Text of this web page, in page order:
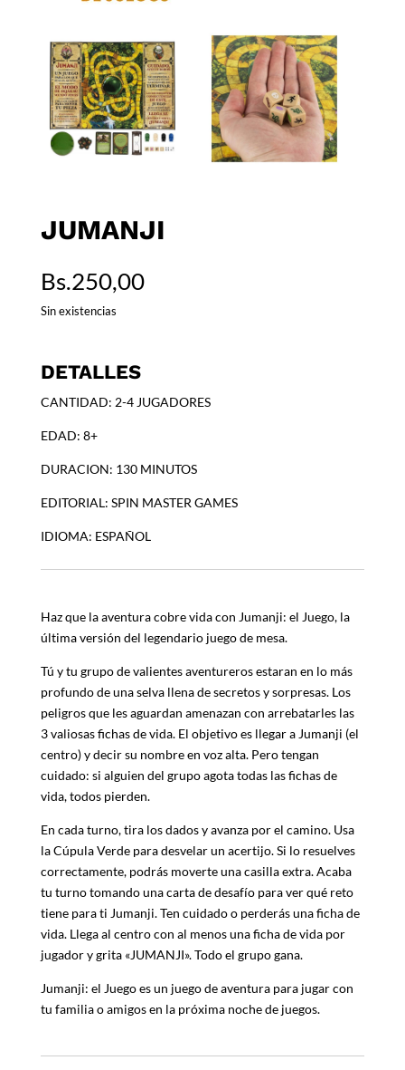
JUMANJI
Bs.250,00
Sin existencias
DETALLES
CANTIDAD: 2-4 JUGADORES
EDAD: 8+
DURACION: 130 MINUTOS
EDITORIAL: SPIN MASTER GAMES
IDIOMA: ESPAÑOL
Haz que la aventura cobre vida con Jumanji: el Juego, la
última versión del legendario juego de mesa.
Tú y tu grupo de valientes aventureros estaran en lo más
profundo de una selva llena de secretos y sorpresas. Los
peligros que les aguardan amenazan con arrebatarles las
3 valiosas fichas de vida. El objetivo es llegar a Jumanji (el
centro) y decir su nombre en voz alta. Pero tengan
cuidado: si alguien del grupo agota todas las fichas de
vida, todos pierden.
En cada turno, tira los dados y avanza por el camino. Usa
la Cúpula Verde para desvelar un acertijo. Si lo resuelves
correctamente, podrás moverte una casilla extra. Acaba
tu turno tomando una carta de desafío para ver qué reto
tiene para ti Jumanji. Ten cuidado o perderás una ficha de
vida. Llega al centro con al menos una ficha de vida por
jugador y grita «JUMANJI». Todo el grupo gana.
Jumanji: el Juego es un juego de aventura para jugar con
tu familia o amigos en la próxima noche de juegos.